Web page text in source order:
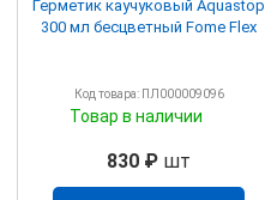
Герметик каучуковый Aquastop
300 мл бесцветный Fome Flex
Код товара: ПЛ000009096
Товар в наличии
830 ₽ шт